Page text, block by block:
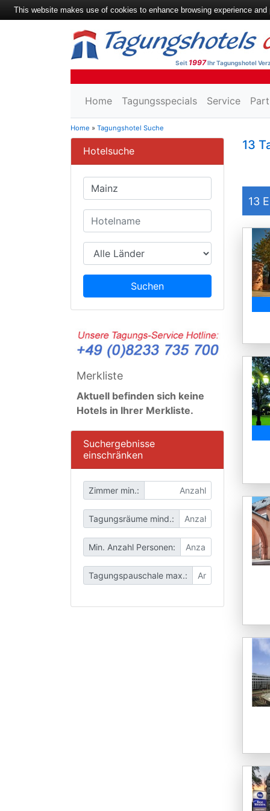
Seit 1997Ihr Tagungshotel
Home Tagungsspecials Service
Home » Tagungshotel Suche
Hotelsuche
Suchen
Merkliste
Aktuell befinden sich keine
Hotels in Ihrer Merkliste.
Suchergebnisse
einschränken
Zimmer min.:
Tagungsräume mind.:
Min. Anzahl Personen:
Tagungspauschale max.:
13
13
This website makes use of cookies to enhance browsing experience